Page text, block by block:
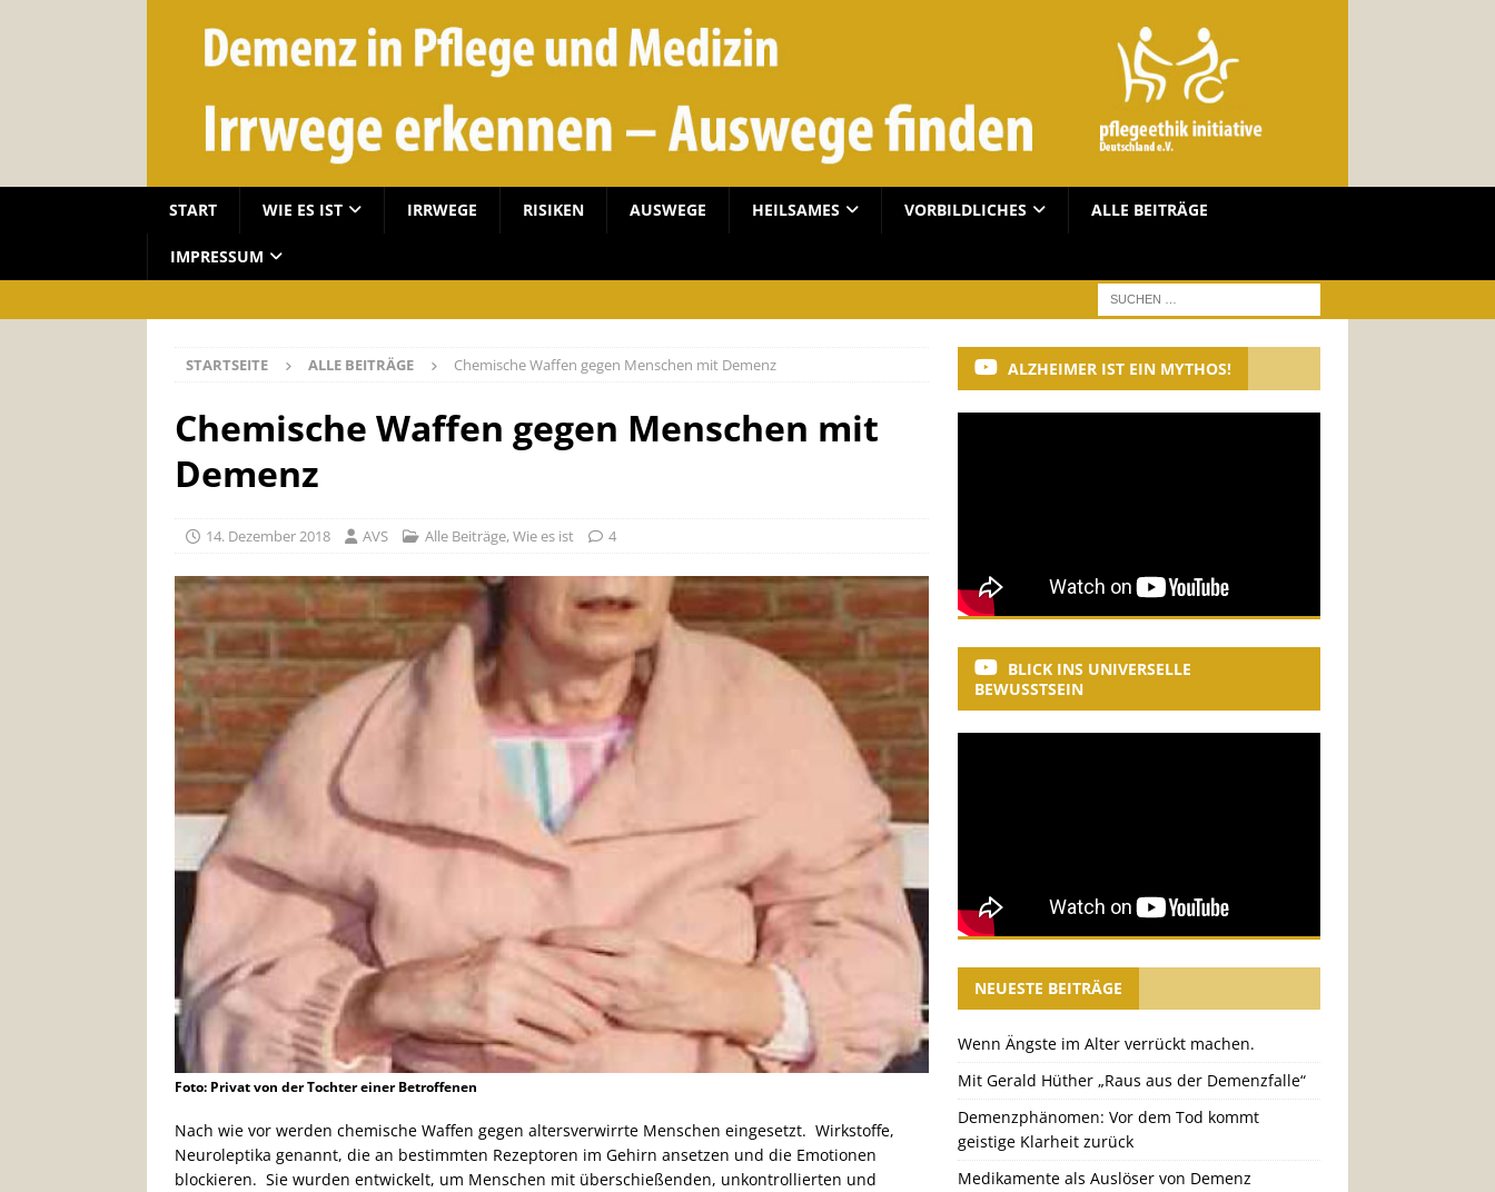
START WIE ES IST IRRWEGE RISIKEN AUSWEGE HEILSAMES VORBILDLICHES ALLE BEITRÄGE
IMPRESSUM
STARTSEITE ALLE BEITRÄGE Chemische Waffen gegen Menschen mit Demenz
Chemische Waffen gegen Menschen mit
Demenz
14. Dezember 2018 AVS Alle Beiträge,Wie es ist 4
Foto: Privat von der Tochter einer Betroffenen
Nach wie vor werden chemische Waffen gegen altersverwirrte Menschen eingesetzt. Wirkstoffe,
Neuroleptika genannt, die an bestimmten Rezeptoren im Gehirn ansetzen und die Emotionen
blockieren. Sie wurden entwickelt, um Menschen mit überschießenden, unkontrollierten und
ALZHEIMER IST EIN MYTHOS!
BLICK INS UNIVERSELLE
BEWUSSTSEIN
NEUESTE BEITRÄGE
Wenn Ängste im Alter verrückt machen.
Mit Gerald Hüther „Raus aus der Demenzfalle“
Demenzphänomen: Vor dem Tod kommt
geistige Klarheit zurück
Medikamente als Auslöser von Demenz